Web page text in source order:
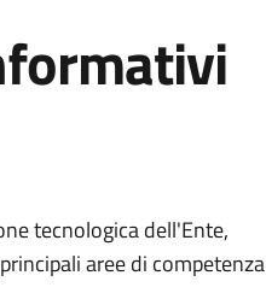
tecnologica dell'Ente,
aree di competenza